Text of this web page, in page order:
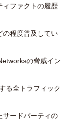
ィファクトの履歴
の程度普及してい
の脅威イン
る全トラフィック
サードパーティの